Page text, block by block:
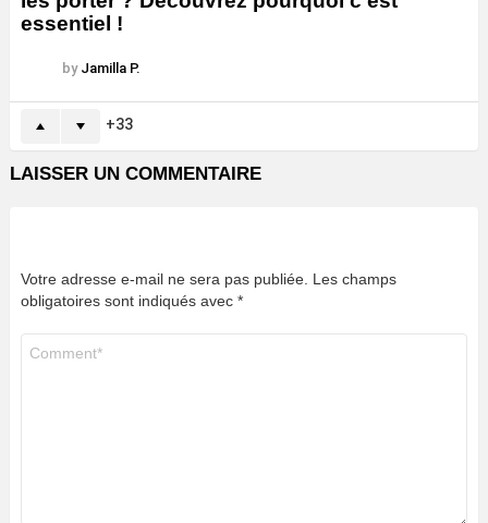
essentiel !
by Jamilla P.
33
LAISSER UN COMMENTAIRE
Votre adresse e-mail ne sera pas publiée. Les champs
obligatoires sont indiqués avec *